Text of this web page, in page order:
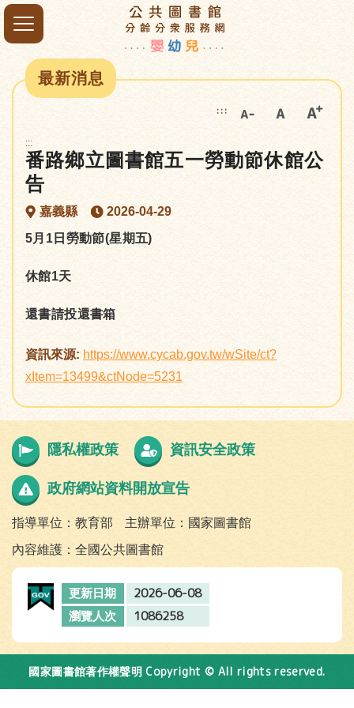
最新消息
:::
:::
番路鄉立圖書館五一勞動節休館公
告
嘉義縣
2026-04-29
5月 1 日勞動節(星期五)
休館1天
還書請投還書箱
資訊來源: https://www.cycab.gov.tw/wSite/ct?
xItem=13499&ctNode=5231
隱私權政策 資訊安全政策
政府網站資料開放宣告
指導單位：教育部
主辦單位：國家圖書館
內容維護：全國公共圖書館
更新日期 2026-06-08
瀏覽人次 1086258
國家圖書館著作權聲明 Copyright © All rights reserved.